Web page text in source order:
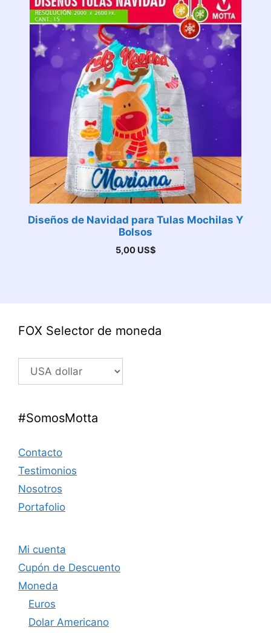
Diseños de Navidad para Tulas Mochilas Y
Bolsos
5,00 US$
FOX Selector de moneda
#SomosMotta
Contacto
Testimonios
Nosotros
Portafolio
Mi cuenta
Cupón de Descuento
Moneda
Euros
Dolar Americano